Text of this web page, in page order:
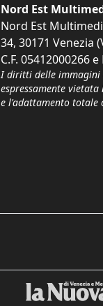
Nord Est
Nord Est
34, 30171 Venezia
C.F. 05412000266 e
I diritti delle immagini
espressamente
e l'adattamento totale